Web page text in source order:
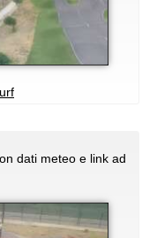
dati meteo e link ad